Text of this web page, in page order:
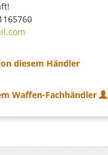
diesem Händler
Waffen-Fachhändler